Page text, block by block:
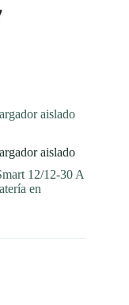
aislado
aislado
12/12-30 A
en